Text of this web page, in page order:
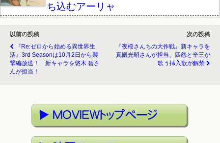
ち込むアーリャ
以前の投稿
『Re:ゼロから始める異世界生
活』3rd Seasonは10月2日から襲
撃編放送！ 新キャラを悠木 碧さ
んが担当！
次の投稿
『夜桜さんちの大作戦』新キャラを
真殿光昭さんが担当、四怨と辛三が
歌う挿入歌が解禁